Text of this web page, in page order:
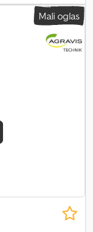
Mali oglas